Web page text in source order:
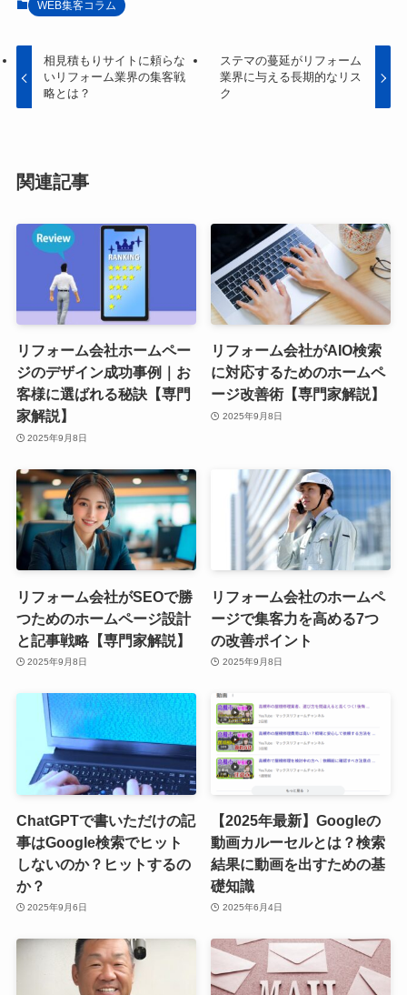
WEB集客コラム
相見積もりサイトに頼らな
いリフォーム業界の集客戦
略とは？
ステマの蔓延がリフォーム
業界に与える長期的なリス
ク
関連記事
リフォーム会社ホームペー
ジのデザイン成功事例｜お
客様に選ばれる秘訣【専門
家解説】
2025年9月8日
リフォーム会社がAIO検索
に対応するためのホームペ
ージ改善術【専門家解説】
2025年9月8日
リフォーム会社がSEOで勝
つためのホームページ設計
と記事戦略【専門家解説】
2025年9月8日
リフォーム会社のホームペ
ージで集客力を高める7つ
の改善ポイント
2025年9月8日
ChatGPTで書いただけの記
事はGoogle検索でヒット
しないのか？ヒットするの
か？
2025年9月6日
【2025年最新】Googleの
動画カルーセルとは？検索
結果に動画を出すための基
礎知識
2025年6月4日